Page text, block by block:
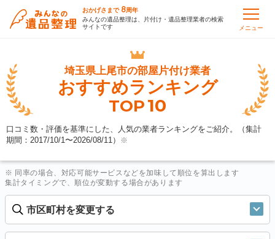
おかげさまで 8周年
みんなの遺品整理は、片付け・遺品整理業者の検索
サイトです
メニュー
埼玉県上尾市の部屋片付け業者
おすすめランキング
TOP10
口コミ数・評価を基準にした、人気の業者ランキングをご紹介。（集計
期間：2017/10/1〜2026/08/11） ※
※ 同率の場合、対応可能サービスなどを加味して順位を算出します
集計タイミングで、順位が変動する場合があります
市区町村を変更する